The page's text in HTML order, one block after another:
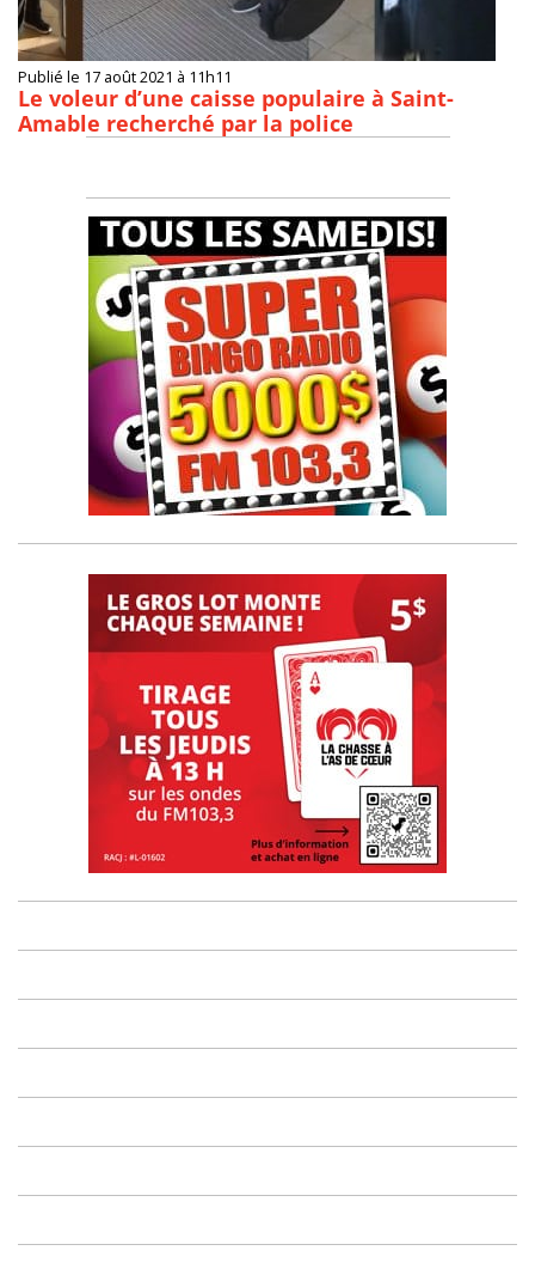
Publié le 17 août 2021 à 11h11
Le voleur d’une caisse populaire à Saint-
Amable recherché par la police